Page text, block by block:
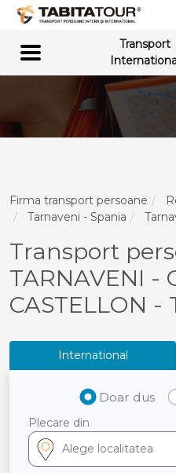
Transport
Firma transport persoane
Tarnaveni - Spania
Transport
TARNAVENI -
CASTELLON -
International
Doar dus
Plecare din